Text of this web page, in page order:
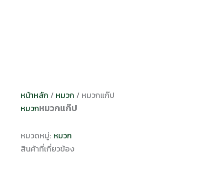
หน้าหลัก / หมวก / หมวกแก๊ป
หมวกหมวกแก๊ป
หมวดหมู่: หมวก
สินค้าที่เกี่ยวข้อง